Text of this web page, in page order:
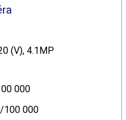
(V), 4.1MP
000
100 000